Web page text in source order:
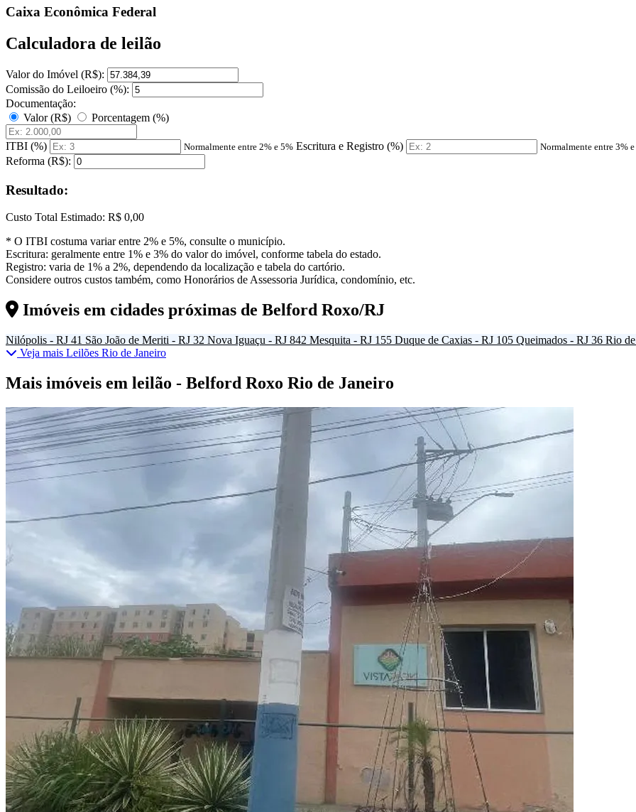
Caixa Econômica Federal
Calculadora de leilão
Valor do Imóvel (R$):
Comissão do Leiloeiro (%):
Documentação:
Valor (R$)
Porcentagem (%)
ITBI (%) Normalmente entre 2% e 5% Escritura e Registro (%) Normalmente entre 3%
Reforma (R$):
Resultado:
Custo Total Estimado: R$ 0,00
* O ITBI costuma variar entre 2% e 5%, consulte o município.
Escritura: geralmente entre 1% e 3% do valor do imóvel, conforme tabela do estado.
Registro: varia de 1% a 2%, dependendo da localização e tabela do cartório.
Considere outros custos também, como Honorários de Assessoria Jurídica, condomínio, etc.
Imóveis em cidades próximas de Belford Roxo/RJ
Nilópolis - RJ 41 São João de Meriti - RJ 32 Nova Iguaçu - RJ 842 Mesquita - RJ 155 Duque de Caxias - RJ 105 Queimados - RJ 36 Rio
Veja mais Leilões Rio de Janeiro
Mais imóveis em leilão - Belford Roxo Rio de Janeiro